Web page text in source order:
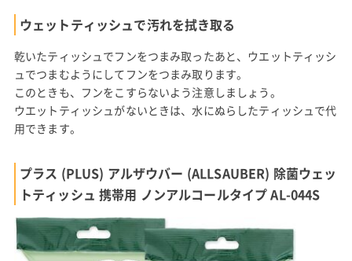
ウェットティッシュで汚れを拭き取る
乾いたティッシュでフンをつまみ取ったあと、ウエットティッシ
ュでつまむようにしてフンをつまみ取ります。
このときも、フンをこすらないよう注意しましょう。
ウエットティッシュがないときは、水にぬらしたティッシュで代
用できます。
プラス (PLUS) アルザウバー (ALLSAUBER) 除菌ウェッ
トティッシュ 携帯用 ノンアルコールタイプ AL-044S